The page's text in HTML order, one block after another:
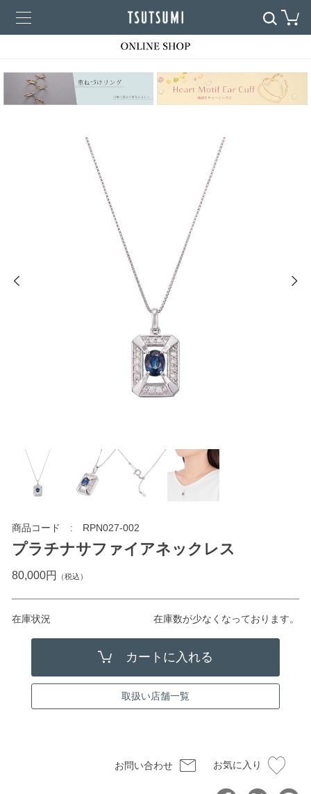
商品コード RPN027-002
プラチナサファイアネックレス
80,000円 （税込）
在庫状況 在庫数が少なくなっております。
取扱い店舗一覧
お問い合わせ お気に入り